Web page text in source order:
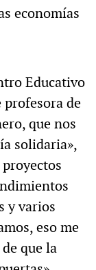
economías
Educativo
de
que nos
solidaria»,
y varios
eso me
que la